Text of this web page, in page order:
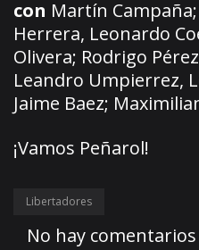
con Martín
Herrera, Leonardo
Olivera; Rodrigo
Leandro Umpierrez,
Jaime Baez;
¡Vamos Peñarol!
Libertadores
No hay comentarios